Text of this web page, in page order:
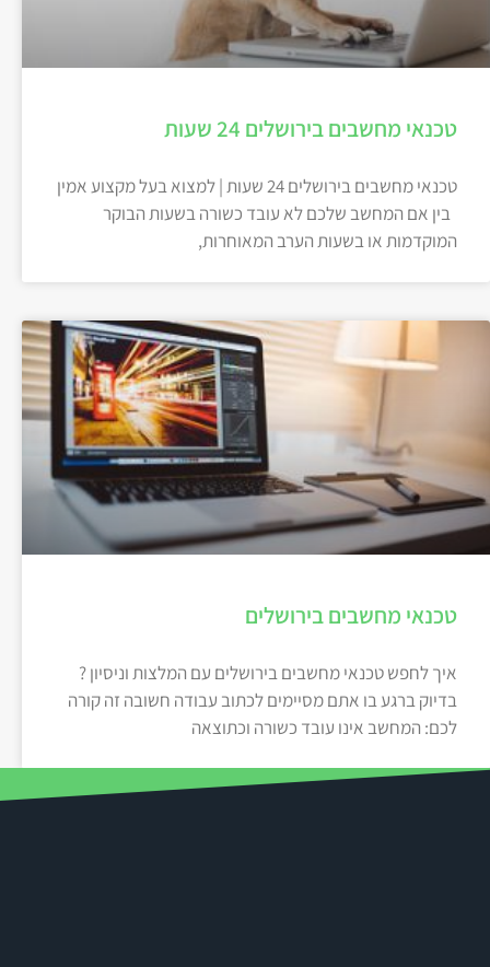
טכנאי מחשבים בירושלים 24 שעות
טכנאי מחשבים בירושלים 24 שעות | למצוא בעל מקצוע אמין
בין אם המחשב שלכם לא עובד כשורה בשעות הבוקר
המוקדמות או בשעות הערב המאוחרות,
טכנאי מחשבים בירושלים
איך לחפש טכנאי מחשבים בירושלים עם המלצות וניסיון ?
בדיוק ברגע בו אתם מסיימים לכתוב עבודה חשובה זה קורה
לכם: המחשב אינו עובד כשורה וכתוצאה